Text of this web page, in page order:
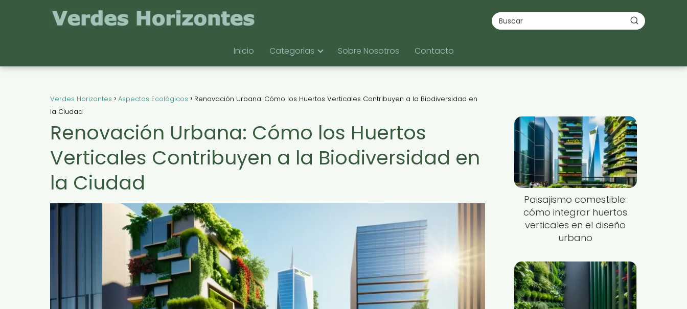
Inicio Categorias Sobre Nosotros Contacto
Verdes Horizontes Aspectos Ecológicos
Renovación Urbana: Cómo los Huertos Verticales Contribuyen a la Biodiversidad en
la Ciudad
Renovación Urbana: Cómo los Huertos
Verticales Contribuyen a la Biodiversidad en
la Ciudad
Paisajismo comestible:
cómo integrar huertos
verticales en el diseño
urbano